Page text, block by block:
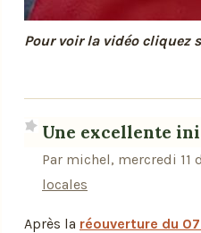
Pour voir la vidéo cliquez
Une excellente
Par michel, mercredi 11
locales
Après la réouverture du